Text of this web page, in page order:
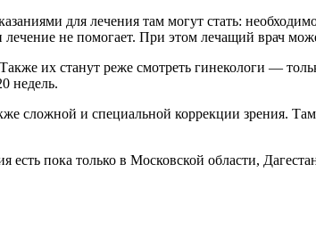
для лечения там могут стать:
не помогает. При этом лечащий врач
их станут реже смотреть гинекологи —
недель.
сложной и специальной коррекции зрения.
пока только в Московской области,